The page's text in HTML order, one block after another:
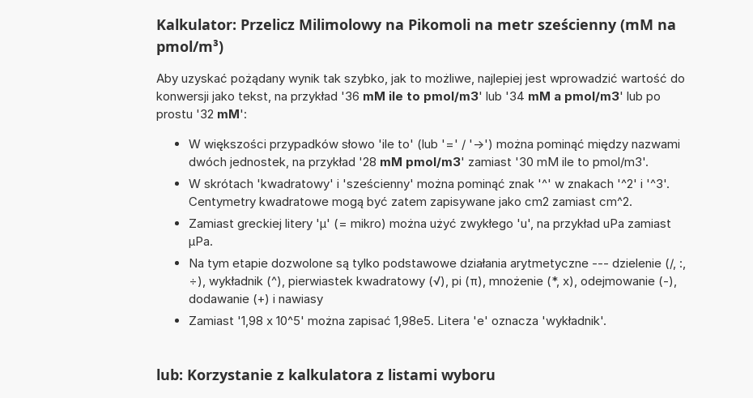
Kalkulator: Przelicz Milimolowy na Pikomoli na metr sześcienny (mM na
pmol/m³)
Aby uzyskać pożądany wynik tak szybko, jak to możliwe, najlepiej jest wprowadzić wartość do
konwersji jako tekst, na przykład '36 mM ile to pmol/m3' lub '34 mM a pmol/m3' lub po
prostu '32 mM':
W większości przypadków słowo 'ile to' (lub '=' / '->') można pominąć między nazwami
dwóch jednostek, na przykład '28 mM pmol/m3' zamiast '30 mM ile to pmol/m3'.
W skrótach 'kwadratowy' i 'sześcienny' można pominąć znak '^' w znakach '^2' i '^3'.
Centymetry kwadratowe mogą być zatem zapisywane jako cm2 zamiast cm^2.
Zamiast greckiej litery 'µ' (= mikro) można użyć zwykłego 'u', na przykład uPa zamiast
µPa.
Na tym etapie dozwolone są tylko podstawowe działania arytmetyczne --- dzielenie (/, :,
÷), wykładnik (^), pierwiastek kwadratowy (√), pi (π), mnożenie (*, x), odejmowanie (-),
dodawanie (+) i nawiasy
Zamiast '1,98 x 10^5' można zapisać 1,98e5. Litera 'e' oznacza 'wykładnik'.
lub: Korzystanie z kalkulatora z listami wyboru